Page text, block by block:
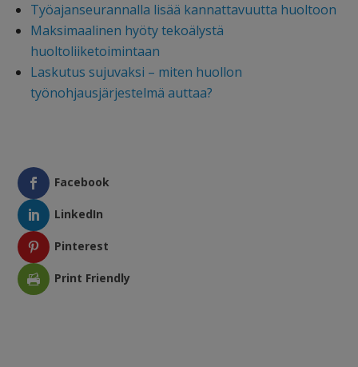
Työajanseurannalla lisää kannattavuutta huoltoon
Maksimaalinen hyöty tekoälystä
huoltoliiketoimintaan
Laskutus sujuvaksi – miten huollon
työnohjausjärjestelmä auttaa?
Facebook
LinkedIn
Pinterest
Print Friendly